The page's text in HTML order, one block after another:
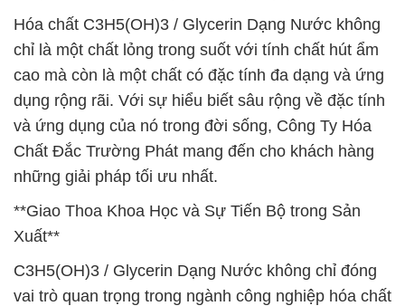
Hóa chất C3H5(OH)3 / Glycerin Dạng Nước không
chỉ là một chất lỏng trong suốt với tính chất hút ẩm
cao mà còn là một chất có đặc tính đa dạng và ứng
dụng rộng rãi. Với sự hiểu biết sâu rộng về đặc tính
và ứng dụng của nó trong đời sống, Công Ty Hóa
Chất Đắc Trường Phát mang đến cho khách hàng
những giải pháp tối ưu nhất.
**Giao Thoa Khoa Học và Sự Tiến Bộ trong Sản
Xuất**
C3H5(OH)3 / Glycerin Dạng Nước không chỉ đóng
vai trò quan trọng trong ngành công nghiệp hóa chất